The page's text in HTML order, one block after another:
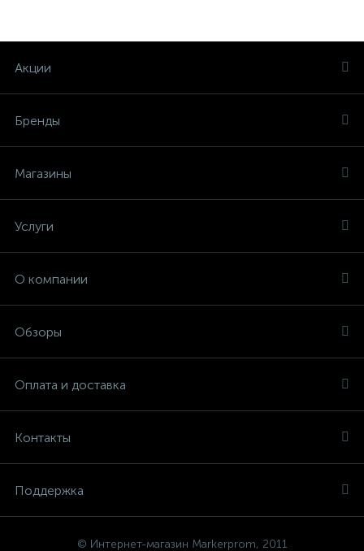
Акции
Бренды
Магазины
Услуги
О компании
Обзоры
Оплата и доставка
Контакты
Поддержка
© Интернет-магазин Markerprom, 2011